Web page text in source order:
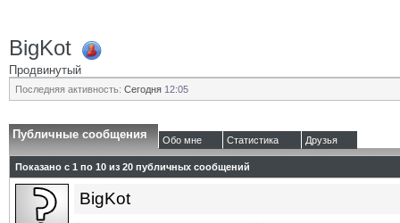
BigKot
Продвинутый
Последняя активность: Сегодня 12:05
Публичные сообщения Обо мне Статистика Друзья
Показано с 1 по 10 из 20 публичных сообщений
BigKot